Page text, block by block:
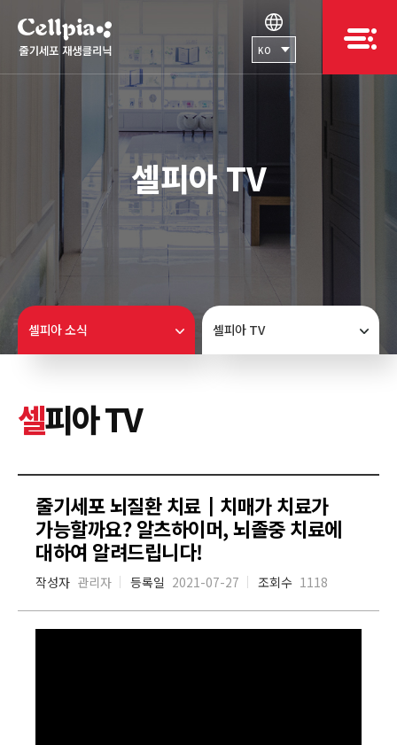
KO
셀피아 TV
셀피아 소식 셀피아 TV
셀피아 TV
줄기세포 뇌질환 치료┃치매가 치료가
가능할까요? 알츠하이머, 뇌졸중 치료에
대하여 알려드립니다!
작성자 관리자 등록일 2021-07-27 조회수 1118